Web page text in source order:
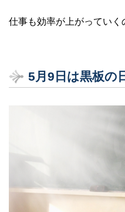
仕事も効率が上がっていく
5月9日は黒板の